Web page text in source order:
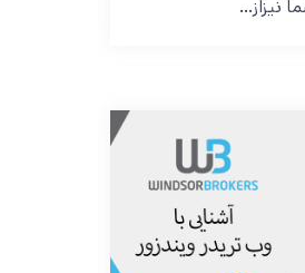
نیزاز…